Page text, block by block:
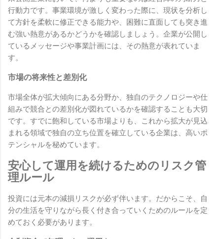
行動力です。事業環境が激しく変わった際に、現状を分析し
て方針を柔軟に修正できる能力や、困難に直面しても突き進
む強い熱意があるかどうかを確認しましょう。企業が公開し
ているメッセージや事業計画には、その熱意が表れていま
す。
市場の将来性と差別化
市場全体が拡大傾向にある分野か、独自のテクノロジーや仕
組みで競合との差別化が図れているかを確認することも大切
です。すでに飽和している市場よりも、これから拡大が見込
まれる領域で独自の立ち位置を確立している企業は、高いポ
テンシャルを秘めています。
安心して運用を続けるためのリスク管
理ルール
投資には元本の減損リスクが必ず伴います。だからこそ、自
分の生活を守りながら長く付き合っていくためのルールを定
めておく必要があります。